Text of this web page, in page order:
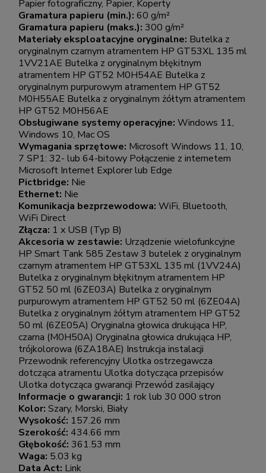
Papier fotograficzny, Papier, Koperty
Gramatura papieru (min.): 60 g/m²
Gramatura papieru (maks.): 300 g/m²
Materiały eksploatacyjne oryginalne: Butelka z
oryginalnym czarnym atramentem HP GT53XL 135 ml
1VV21AE Butelka z oryginalnym błękitnym
atramentem HP GT52 M0H54AE Butelka z
oryginalnym purpurowym atramentem HP GT52
M0H55AE Butelka z oryginalnym żółtym atramentem
HP GT52 M0H56AE
Obsługiwane systemy operacyjne: Windows 11,
Windows 10, Mac OS
Wymagania sprzętowe: Microsoft Windows 11, 10,
7 SP1: 32- lub 64-bitowy Połączenie z internetem
Microsoft Internet Explorer lub Edge
Pictbridge: Nie
Ethernet: Nie
Komunikacja bezprzewodowa: WiFi, Bluetooth,
WiFi Direct
Złącza: 1 x USB (Typ B)
Akcesoria w zestawie: Urządzenie wielofunkcyjne
HP Smart Tank 585 Zestaw 3 butelek z oryginalnym
czarnym atramentem HP GT53XL 135 ml (1VV24A)
Butelka z oryginalnym błękitnym atramentem HP
GT52 50 ml (6ZE03A) Butelka z oryginalnym
purpurowym atramentem HP GT52 50 ml (6ZE04A)
Butelka z oryginalnym żółtym atramentem HP GT52
50 ml (6ZE05A) Oryginalna głowica drukująca HP,
czarna (M0H50A) Oryginalna głowica drukująca HP,
trójkolorowa (6ZA18AE) Instrukcja instalacji
Przewodnik referencyjny Ulotka ostrzegawcza
dotcząca atramentu Ulotka dotycząca przepisów
Ulotka dotycząca gwarancji Przewód zasilający
Informacje o gwarancji: 1 rok lub 30 000 stron
Kolor: Szary, Morski, Biały
Wysokość: 157.26 mm
Szerokość: 434.66 mm
Głębokość: 361.53 mm
Waga: 5.03 kg
Data Act: Link